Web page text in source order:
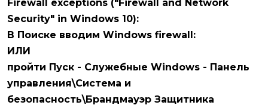
Firewall exceptions ("Firewall and Network
Security" in Windows 10):
В Поиске вводим Windows firewall:
ИЛИ
пройти Пуск - Служебные Windows - Панель
управления\Система и
безопасность\Брандмауэр Защитника